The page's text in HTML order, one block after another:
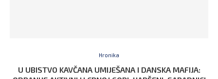
Hronika
U UBISTVO KAVČANA UMIJEŠANA I DANSKA MAFIJA: